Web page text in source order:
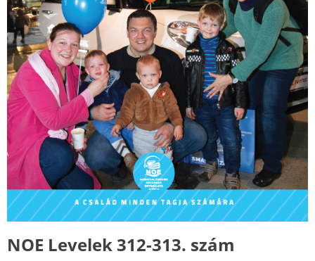
NOE Levelek 312-313. szám